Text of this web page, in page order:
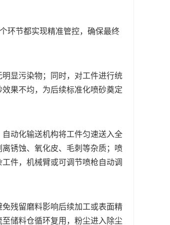
环节都实现精准管控，确保最终
显污染物；同时，对工件进行统
果不均，为后续标准化喷砂奠定
动化输送机构将工件匀速送入全
锈蚀、氧化皮、毛刺等杂质；喷
件，机械臂或可调节喷枪自动调
残留磨料影响后续加工或表面精
储料仓循环复用，粉尘进入除尘